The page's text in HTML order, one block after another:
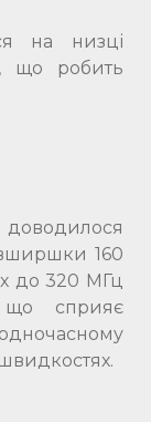
на низці
що робить
160
до 320 МГц
що сприяє